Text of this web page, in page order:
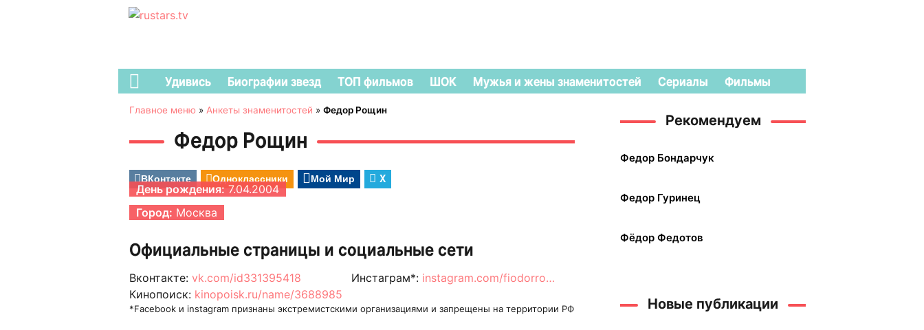
Удивись Биографии звезд ТОП фильмов ШОК Мужья и жены знаменитостей Сериалы Фильмы
Главное меню » Анкеты знаменитостей » Федор Рощин
Федор Рощин
ВКонтакте Одноклассники Мой Мир
X
День рождения:7.04.2004
Город: Москва
Официальные страницы и социальные сети
Вконтакте: vk.com/id331395418 Инстаграм*: instagram.com/fiodorro…
Кинопоиск: kinopoisk.ru/name/3688985
*Facebook и instagram признаны экстремистскими организациями и запрещены на территории РФ
Рекомендуем
Федор Бондарчук
Федор Гуринец
Фёдор Федотов
Новые публикации